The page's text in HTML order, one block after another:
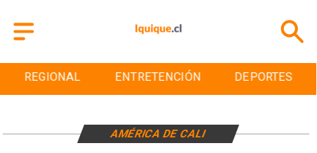
REGIONAL ENTRETENCIÓN DEPORTES
AMÉRICA DE CALI